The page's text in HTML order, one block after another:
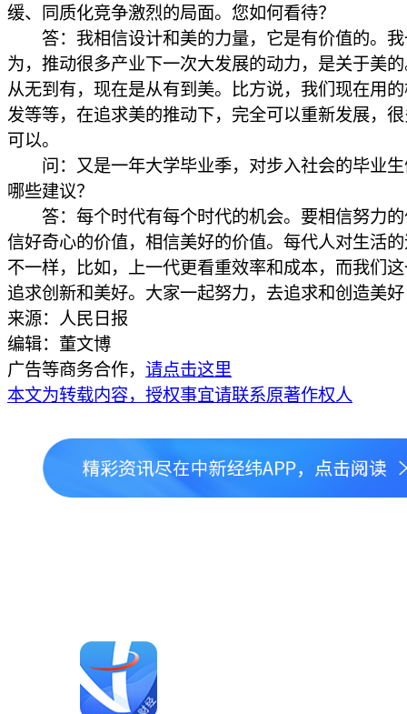
缓、同质化竞争激烈的局面。您如何看待？
答：我相信设计和美的力量，它是有价值的。我
为，推动很多产业下一次大发展的动力，是关于美
从无到有，现在是从有到美。比方说，我们现在用
发等等，在追求美的推动下，完全可以重新发展，
可以。
问：又是一年大学毕业季，对步入社会的毕业生
哪些建议？
答：每个时代有每个时代的机会。要相信努力的
信好奇心的价值，相信美好的价值。每代人对生活
不一样，比如，上一代更看重效率和成本，而我们
追求创新和美好。大家一起努力，去追求和创造美
来源：人民日报
编辑：董文博
广告等商务合作， 请点击这里
本文为转载内容，授权事宜请联系原著作权人